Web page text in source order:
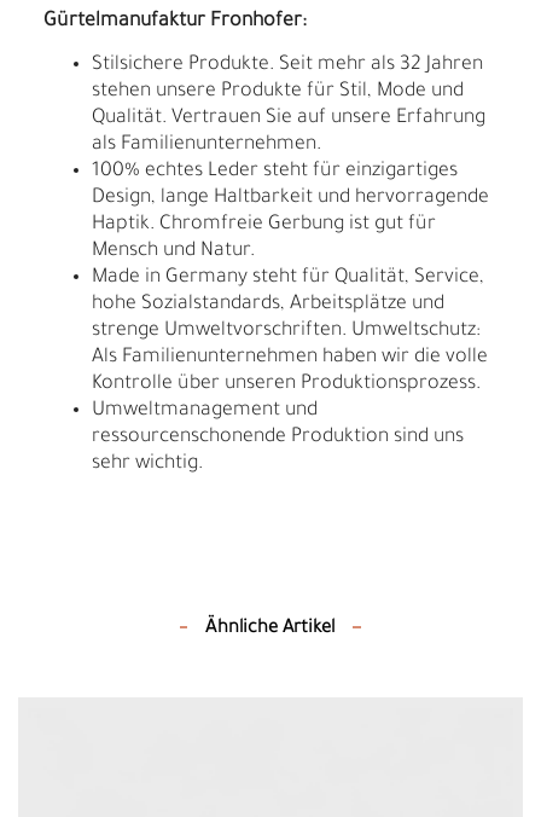
Gürtelmanufaktur Fronhofer:
Stilsichere Produkte. Seit mehr als 32 Jahren
stehen unsere Produkte für Stil, Mode und
Qualität. Vertrauen Sie auf unsere Erfahrung
als Familienunternehmen.
100% echtes Leder steht für einzigartiges
Design, lange Haltbarkeit und hervorragende
Haptik. Chromfreie Gerbung ist gut für
Mensch und Natur.
Made in Germany steht für Qualität, Service,
hohe Sozialstandards, Arbeitsplätze und
strenge Umweltvorschriften. Umweltschutz:
Als Familienunternehmen haben wir die volle
Kontrolle über unseren Produktionsprozess.
Umweltmanagement und
ressourcenschonende Produktion sind uns
sehr wichtig.
Ähnliche Artikel